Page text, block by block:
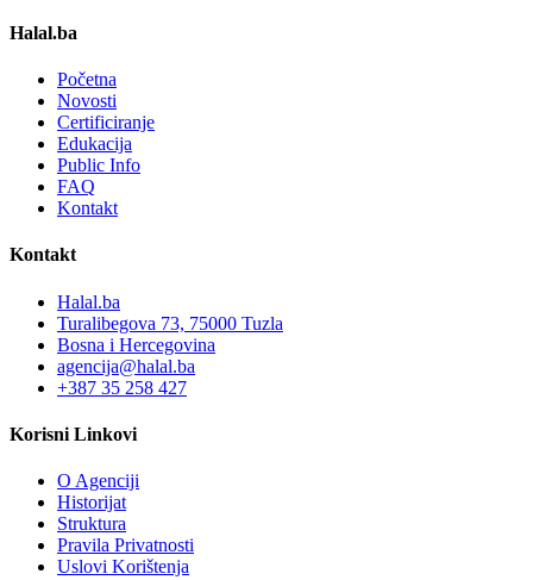
Halal.ba
Početna
Novosti
Certificiranje
Edukacija
Public Info
FAQ
Kontakt
Kontakt
Halal.ba
Turalibegova 73, 75000 Tuzla
Bosna i Hercegovina
agencija@halal.ba
+387 35 258 427
Korisni Linkovi
O Agenciji
Historijat
Struktura
Pravila Privatnosti
Uslovi Korištenja